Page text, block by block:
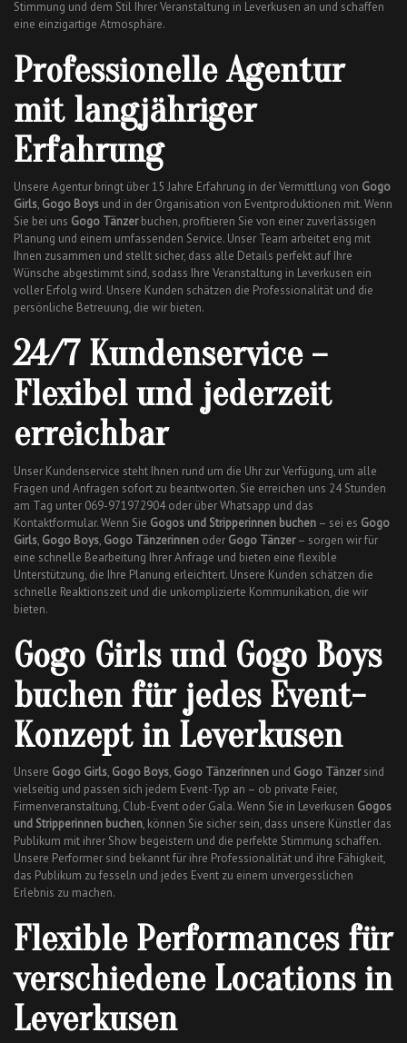
Stimmung und dem Stil Ihrer Veranstaltung in Leverkusen an und schaffen
eine einzigartige Atmosphäre.
Professionelle Agentur
mit langjähriger
Erfahrung
Unsere Agentur bringt über 15 Jahre Erfahrung in der Vermittlung von Gogo
Girls, Gogo Boys und in der Organisation von Eventproduktionen mit. Wenn
Sie bei uns Gogo Tänzerbuchen, profitieren Sie von einer zuverlässigen
Planung und einem umfassenden Service. Unser Team arbeitet eng mit
Ihnen zusammen und stellt sicher, dass alle Details perfekt auf Ihre
Wünsche abgestimmt sind, sodass Ihre Veranstaltung in Leverkusen ein
voller Erfolg wird. Unsere Kunden schätzen die Professionalität und die
persönliche Betreuung, die wir bieten.
24/7 Kundenservice –
Flexibel und jederzeit
erreichbar
Unser Kundenservice steht Ihnen rund um die Uhr zur Verfügung, um alle
Fragen und Anfragen sofort zu beantworten. Sie erreichen uns 24 Stunden
am Tag unter 069-971972904 oder über Whatsapp und das
Kontaktformular. Wenn Sie Gogos und Stripperinnen buchen – sei es Gogo
Girls, Gogo Boys, Gogo Tänzerinnen oder Gogo Tänzer– sorgen wir für
eine schnelle Bearbeitung Ihrer Anfrage und bieten eine flexible
Unterstützung, die Ihre Planung erleichtert. Unsere Kunden schätzen die
schnelle Reaktionszeit und die unkomplizierte Kommunikation, die wir
bieten.
Gogo Girls und Gogo Boys
buchen für jedes Event-
Konzept in Leverkusen
Unsere Gogo Girls, Gogo Boys, Gogo Tänzerinnen und Gogo Tänzersind
vielseitig und passen sich jedem Event-Typ an – ob private Feier,
Firmenveranstaltung, Club-Event oder Gala. Wenn Sie in Leverkusen Gogos
und Stripperinnen buchen, können Sie sicher sein, dass unsere Künstler das
Publikum mit ihrer Show begeistern und die perfekte Stimmung schaffen.
Unsere Performer sind bekannt für ihre Professionalität und ihre Fähigkeit,
das Publikum zu fesseln und jedes Event zu einem unvergesslichen
Erlebnis zu machen.
Flexible Performances für
verschiedene Locations in
Leverkusen